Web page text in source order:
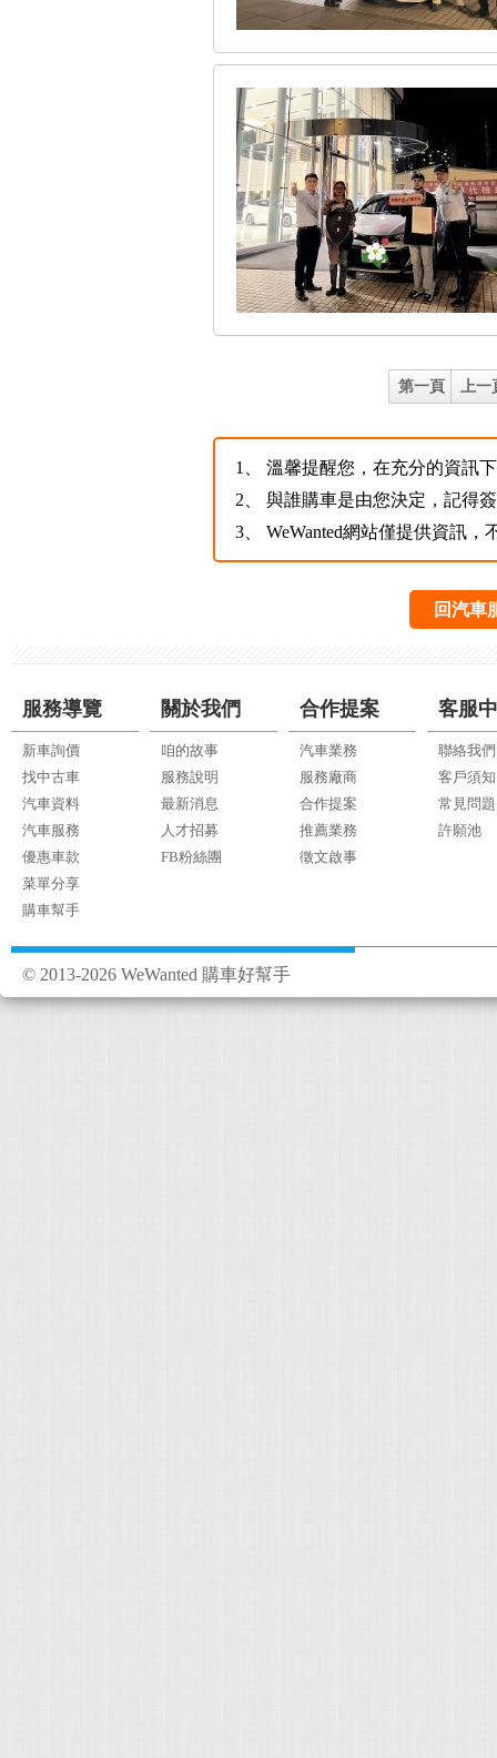
第一頁 上
1、
溫馨提醒您，在充分的資訊
2、
與誰購車是由您決定，記得
3、
WeWanted網站僅提供資訊
回汽車
服務導覽
新車詢價
找中古車
汽車資料
汽車服務
優惠車款
菜單分享
購車幫手
關於我們
咱的故事
服務說明
最新消息
人才招募
FB粉絲團
合作提案
汽車業務
服務廠商
合作提案
推薦業務
徵文啟事
客服
聯絡我們
客戶須知
常見問題
許願池
© 2013-2026 WeWanted 購車好幫手